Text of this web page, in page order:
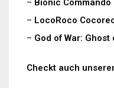
– Bionic Commando
– LocoRoco
– God of War: Ghost
Checkt auch